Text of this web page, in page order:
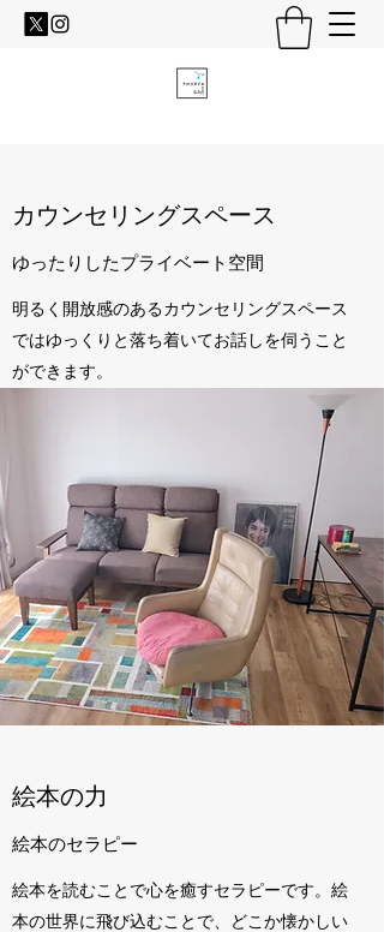
​カウンセリングスペース
​ゆったりしたプライベート空間
明るく開放感のあるカウンセリングスペース
ではゆっくりと落ち着いてお話しを伺うこと
ができます。
​絵本の力
​絵本のセラピー
​絵本を読むことで心を癒すセラピーです。絵
本の世界に飛び込むことで、どこか懐かしい